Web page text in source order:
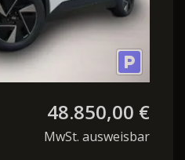
48.850,00 €
MwSt. ausweisbar